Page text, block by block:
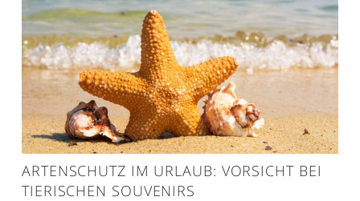
ARTENSCHUTZ IM URLAUB: VORSICHT BEI
TIERISCHEN SOUVENIRS